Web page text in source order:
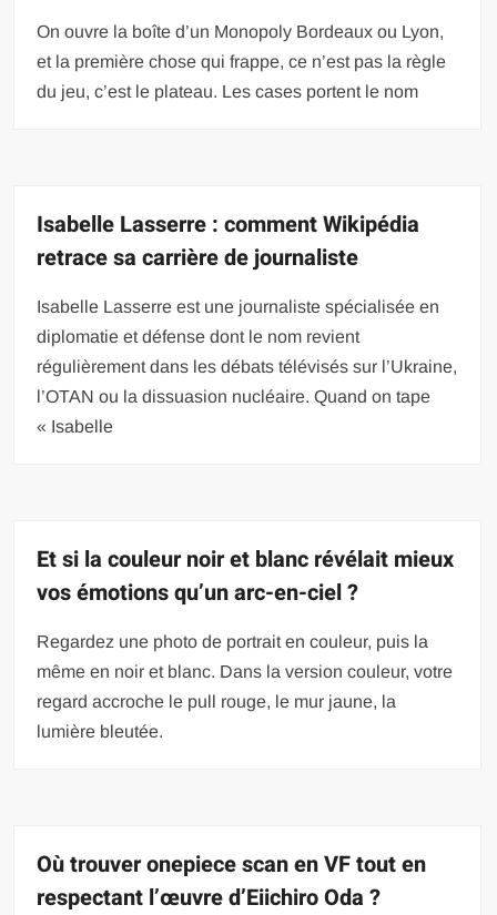
On ouvre la boîte d’un Monopoly Bordeaux ou Lyon,
et la première chose qui frappe, ce n’est pas la règle
du jeu, c’est le plateau. Les cases portent le nom
Isabelle Lasserre : comment Wikipédia
retrace sa carrière de journaliste
Isabelle Lasserre est une journaliste spécialisée en
diplomatie et défense dont le nom revient
régulièrement dans les débats télévisés sur l’Ukraine,
l’OTAN ou la dissuasion nucléaire. Quand on tape
« Isabelle
Et si la couleur noir et blanc révélait mieux
vos émotions qu’un arc-en-ciel ?
Regardez une photo de portrait en couleur, puis la
même en noir et blanc. Dans la version couleur, votre
regard accroche le pull rouge, le mur jaune, la
lumière bleutée.
Où trouver onepiece scan en VF tout en
respectant l’œuvre d’Eiichiro Oda ?